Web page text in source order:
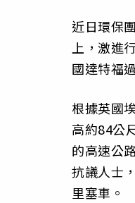
近日環保
上，激進
國達特福
根據英國
高約84公
的高速公
抗議人士
里塞車。